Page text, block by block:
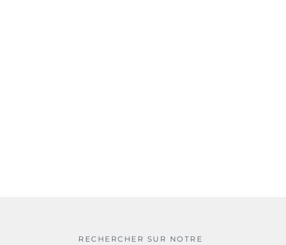
RECHERCHER SUR NOTRE